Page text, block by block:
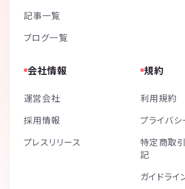
記事一覧
ブログ一覧
会社情報
運営会社
採用情報
プレスリリース
規約
利用規約
プライバシ
特定商取
記
ガイドライ